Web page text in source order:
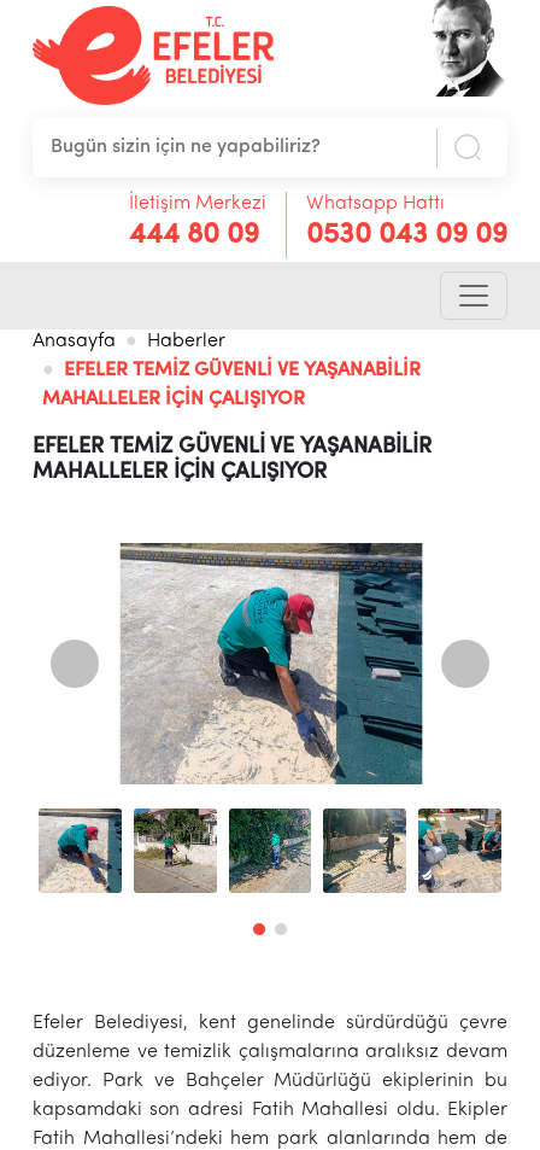
İletişim Merkezi
444 80 09
Whatsapp Hattı
0530 043 09 09
Anasayfa
Haberler
EFELER TEMİZ GÜVENLİ VE YAŞANABİLİR
MAHALLELER İÇİN ÇALIŞIYOR
EFELER TEMİZ GÜVENLİ VE YAŞANABİLİR
MAHALLELER İÇİN ÇALIŞIYOR
Efeler Belediyesi, kent genelinde sürdürdüğü çevre
düzenleme ve temizlik çalışmalarına aralıksız devam
ediyor. Park ve Bahçeler Müdürlüğü ekiplerinin bu
kapsamdaki son adresi Fatih Mahallesi oldu. Ekipler
Fatih Mahallesi’ndeki hem park alanlarında hem de